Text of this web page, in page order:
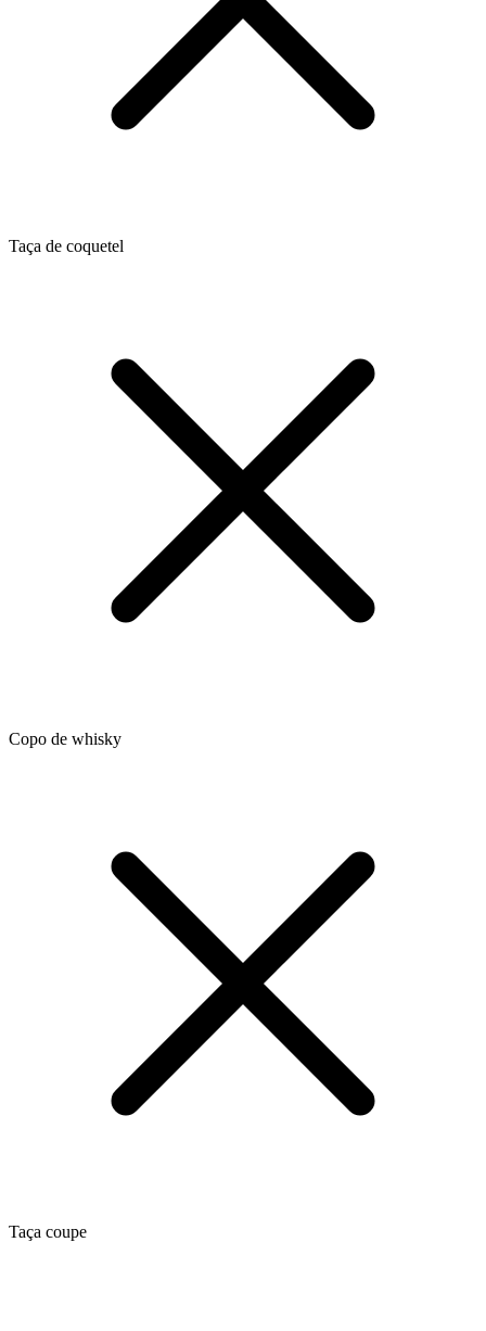
Taça de coquetel
Copo de whisky
Taça coupe